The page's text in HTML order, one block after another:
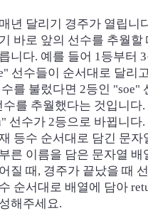
년 달리기 경주가 열립니
바로 앞의 선수를 추월할
니다. 예를 들어 1등부터
선수들이 순서대로 달리
를 불렀다면 2등인 "soe"
수를 추월했다는 것입니다.
선수가 2등으로 바뀝니다
등수 순서대로 담긴 문자
른 이름을 담은 문자열 배
질 때, 경주가 끝났을 때
순서대로 배열에 담아
해주세요.